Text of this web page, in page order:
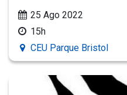
25 Ago 2022
15h
CEU Parque Bristol